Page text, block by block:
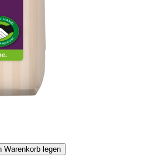
Warenkorb legen